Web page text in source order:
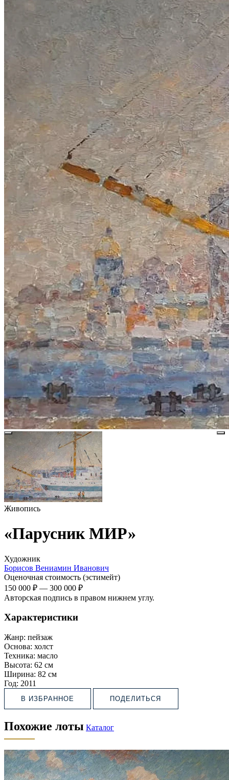
Живопись
«Парусник МИР»
Художник
Борисов Вениамин Иванович
Оценочная стоимость (эстимейт)
150 000 ₽ — 300 000 ₽
Авторская подпись в правом нижнем углу.
Характеристики
Жанр: пейзаж
Основа: холст
Техника: масло
Высота: 62 см
Ширина: 82 см
Год: 2011
В ИЗБРАННОЕ ПОДЕЛИТЬСЯ
Похожие лоты Каталог